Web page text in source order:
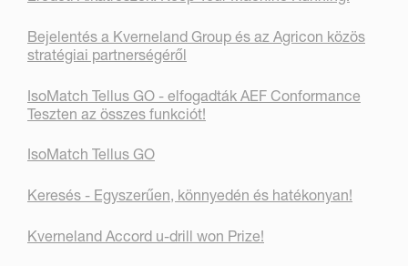
Bejelentés a Kverneland Group és az Agricon közös
stratégiai partnerségéről
IsoMatch Tellus GO - elfogadták AEF Conformance
Teszten az összes funkciót!
IsoMatch Tellus GO
Keresés - Egyszerűen, könnyedén és hatékonyan!
Kverneland Accord u-drill won Prize!